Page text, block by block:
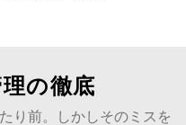
の徹底
り前。しかしそのミスを